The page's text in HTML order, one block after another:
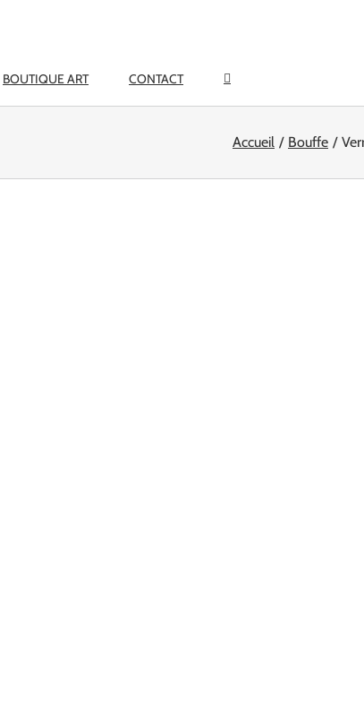
BOUTIQUE ART CONTACT
Accueil Bouffe